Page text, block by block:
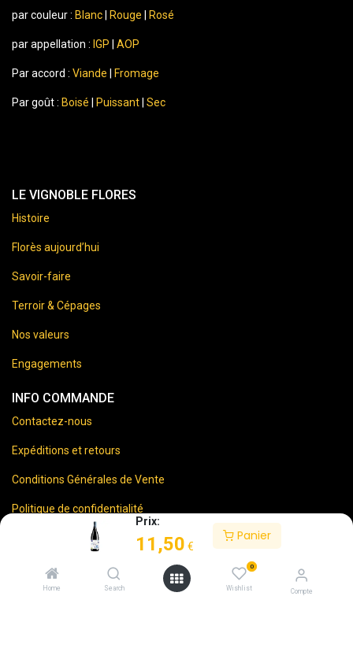
Prix:
11,50 €
Panier
Home Search
0
Wishlist Compte
par couleur : Blanc Rouge Rosé
par appellation : IGP AOP
Par accord : Viande Fromage
Par goût : Boisé Puissant Sec
LE VIGNOBLE FLORES
Histoire
Florès aujourd’hui
Savoir-faire
Terroir & Cépages
Nos valeurs
Engagements
INFO COMMANDE
Contactez-nous
Expéditions et retours
Conditions Générales de Vente
Politique de confidentialité
Mentions Légales